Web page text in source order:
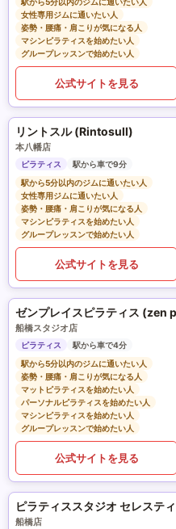
駅から5分以内のジムに通いたい人
女性専用ジムに通いたい人
姿勢・腰痛・肩こりが気になる人
マシンピラティスを始めたい人
グループレッスンで始めたい人
公式サイトを見る
リントスル (Rintosull)
本八幡店
ピラティス
駅から車で9分
駅から5分以内のジムに通いたい人
女性専用ジムに通いたい人
姿勢・腰痛・肩こりが気になる人
マシンピラティスを始めたい人
グループレッスンで始めたい人
公式サイトを見る
ゼンプレイスピラティス (zen
船橋スタジオ店
ピラティス
駅から車で4分
駅から5分以内のジムに通いたい人
姿勢・腰痛・肩こりが気になる人
マットピラティスを始めたい人
パーソナルピラティスを始めたい人
マシンピラティスを始めたい人
グループレッスンで始めたい人
公式サイトを見る
ピラティススタジオ セレステ
船橋店